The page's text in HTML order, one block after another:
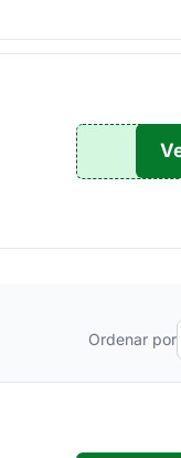
Ordenar por